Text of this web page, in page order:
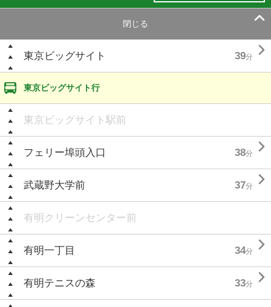
閉じる 
東京ビッグサイト 39分 
東京ビッグサイト行
東京ビッグサイト駅前
フェリー埠頭入口 38分 
武蔵野大学前 37分 
有明クリーンセンター前
有明一丁目 34分 
有明テニスの森 33分 